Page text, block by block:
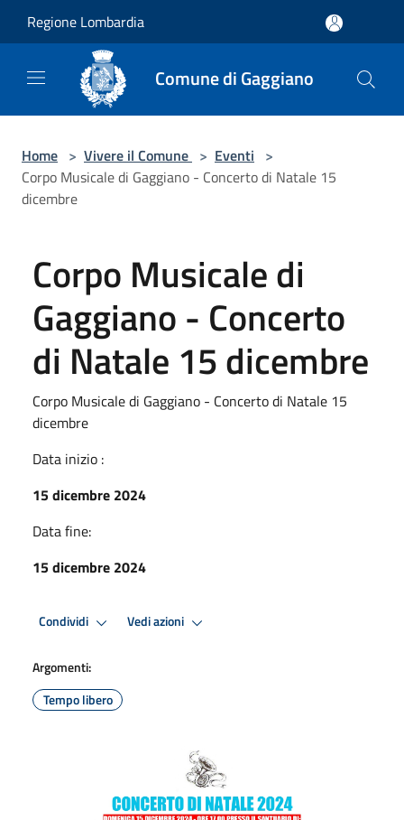
Regione Lombardia
Comune di Gaggiano
Home > Vivere il Comune > Eventi >
Corpo Musicale di Gaggiano - Concerto di Natale 15
dicembre
Corpo Musicale di
Gaggiano - Concerto
di Natale 15 dicembre
Corpo Musicale di Gaggiano - Concerto di Natale 15
dicembre
Data inizio :
15 dicembre 2024
Data fine:
15 dicembre 2024
Condividi Vedi azioni
Argomenti:
Tempo libero